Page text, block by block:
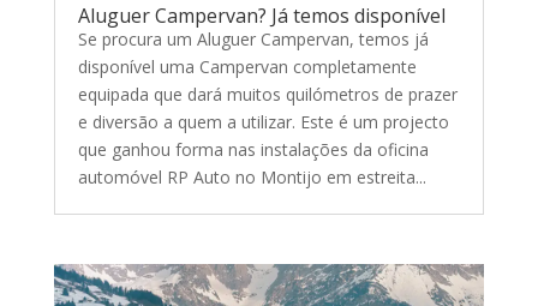
Aluguer Campervan? Já temos disponível
Se procura um Aluguer Campervan, temos já
disponível uma Campervan completamente
equipada que dará muitos quilómetros de prazer
e diversão a quem a utilizar. Este é um projecto
que ganhou forma nas instalações da oficina
automóvel RP Auto no Montijo em estreita...